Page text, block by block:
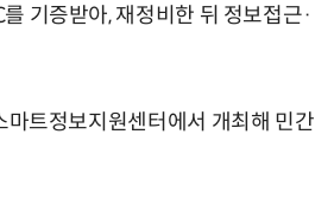
기증받아, 재정비한 뒤 정보접근·
트정보지원센터에서 개최해 민간